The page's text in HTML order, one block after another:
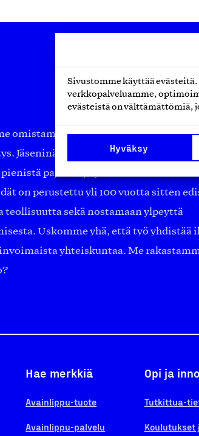
Sivustomme käyttää
verkkopalveluamme,
evästeistä on välttämättömiä,
Hyväksy
omistama puolueeton,
Jäseninämme on koko suomalaisen
pajoista ja yhteisöistä
on perustettu yli 100 vuotta sitten
teollisuutta sekä nostamaan ylpeyttä
Uskomme yhä, että työ yhdistää
yhteiskuntaa. Me
Hae merkkiä
Avainlippu-tuote
Avainlippu-palvelu
Opi ja
Tutkittua-
Koulutukset